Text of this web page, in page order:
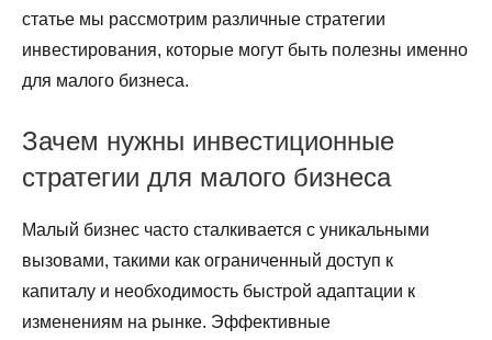
статье мы рассмотрим различные стратегии
инвестирования, которые могут быть полезны именно
для малого бизнеса.
Зачем нужны инвестиционные
стратегии для малого бизнеса
Малый бизнес часто сталкивается с уникальными
вызовами, такими как ограниченный доступ к
капиталу и необходимость быстрой адаптации к
изменениям на рынке. Эффективные